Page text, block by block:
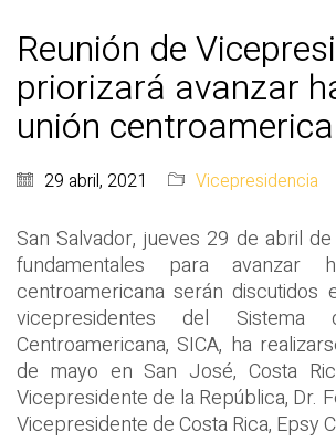
Reunión de
priorizará avanzar
unión
29 abril, 2021 Vicepresidencia
San Salvador, jueves 29 de abril
fundamentales para avanzar
centroamericana serán discutidos
vicepresidentes del Sistema
Centroamericana, SICA, ha
de mayo en San José, Costa
Vicepresidente de la República, Dr.
Vicepresidente de Costa Rica, Epsy